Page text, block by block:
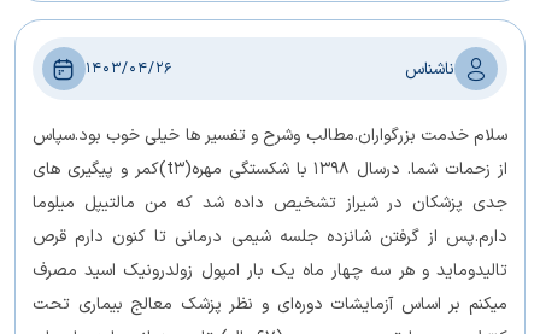
ناشناس 1403/04/26
سلام خدمت بزرگواران.مطالب وشرح و تفسیر ها خیلی خوب بود.سپاس
از زحمات شما. درسال ۱۳۹۸ با شکستگی مهره(t3)کمر و پیگیری های
جدی پزشکان در شیراز تشخیص داده شد که من مالتیپل میلوما
دارم.پس از گرفتن شانزده جلسه شیمی درمانی تا کنون دارم قرص
تالیدوماید و هر سه چهار ماه یک بار امپول زولدرونیک اسید مصرف
میکنم بر اساس آزمایشات دوره‌ای و نظر پزشک معالج بیماری تحت